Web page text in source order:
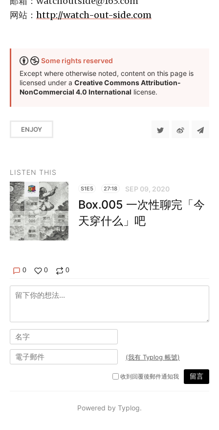
网站： http://watch-out-side.com
Some rights reserved
Except where otherwise noted, content on this page is
licensed under a Creative Commons Attribution-
NonCommercial 4.0 International license.
ENJOY
LISTEN THIS
S1E5 27:18 SEP 09, 2020
Box.005 一次性聊完「今
天穿什么」吧